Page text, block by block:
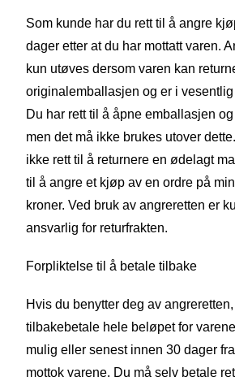
Som kunde har du rett til å angre
dager etter at du har mottatt varen.
kun utøves dersom varen kan
originalemballasjen og er i
Du har rett til å åpne emballasjen
men det må ikke brukes utover
ikke rett til å returnere en ødelagt
til å angre et kjøp av en ordre på
kroner. Ved bruk av angreretten er
ansvarlig for returfrakten.
Forpliktelse til å betale tilbake
Hvis du benytter deg av
tilbakebetale hele beløpet for
mulig eller senest innen 30 dager
mottok varene. Du må selv betale